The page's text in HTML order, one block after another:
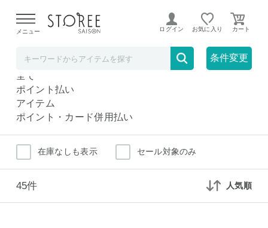
よる配送遅延が発生しております。
メニュー ログイン お気に入り
条件変更
スリッパ・ルームシューズ
スリッパ・ルームシューズ
全て
ポイント払い
アイテム
ポイント・カード併用払い
在庫なしも表示 セール対象のみ
45件 人気順